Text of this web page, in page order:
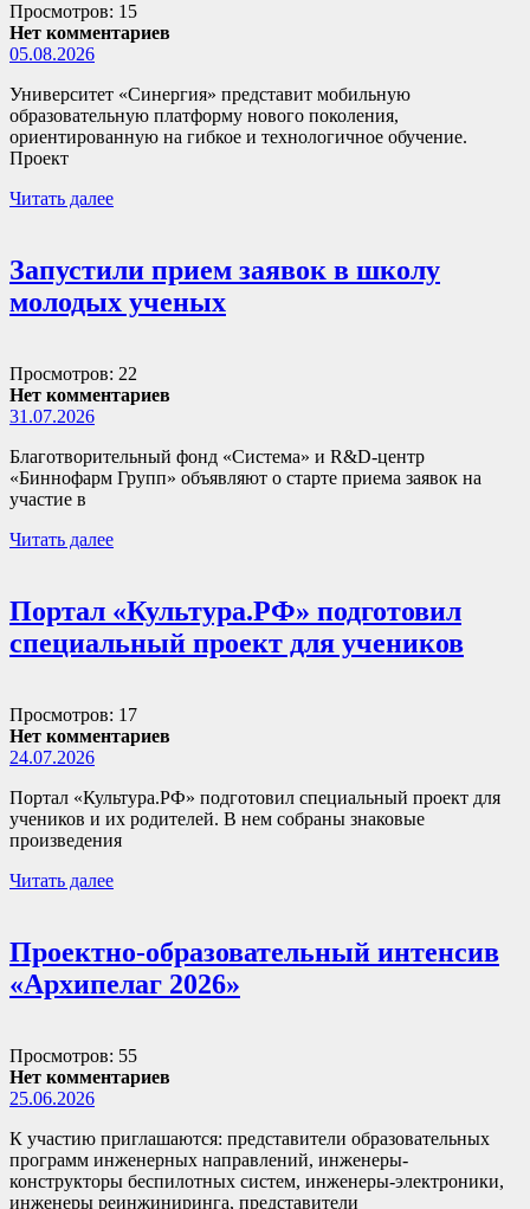
Просмотров: 15
Нет комментариев
05.08.2026
Университет «Синергия» представит мобильную
образовательную платформу нового поколения,
ориентированную на гибкое и технологичное обучение.
Проект
Читать далее
Запустили прием заявок в школу
молодых ученых
Просмотров: 22
Нет комментариев
31.07.2026
Благотворительный фонд «Система» и R&D-центр
«Биннофарм Групп» объявляют о старте приема заявок на
участие в
Читать далее
Портал «Культура.РФ» подготовил
специальный проект для учеников
Просмотров: 17
Нет комментариев
24.07.2026
Портал «Культура.РФ» подготовил специальный проект для
учеников и их родителей. В нем собраны знаковые
произведения
Читать далее
Проектно-образовательный интенсив
«Архипелаг 2026»
Просмотров: 55
Нет комментариев
25.06.2026
К участию приглашаются: представители образовательных
программ инженерных направлений, инженеры-
конструкторы беспилотных систем, инженеры-электроники,
инженеры реинжиниринга, представители